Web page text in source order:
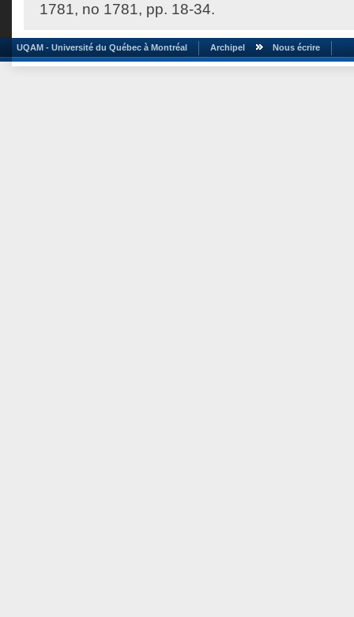
1781, no 1781, pp. 18-34.
UQAM - Université du Québec à Montréal Archipel Nous écrire